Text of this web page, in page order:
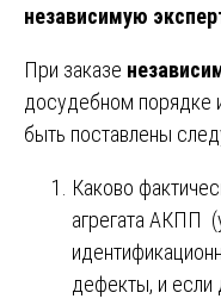
независимую
При заказе
досудебном порядке
быть поставлены
Каково
агрегата АКПП
дефекты, и если